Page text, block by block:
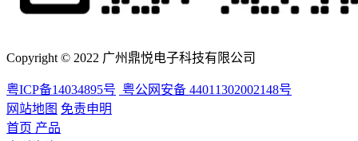
Copyright © 2022 广州鼎悦电子科技有限公司
粤ICP备14034895号 粤公网安备 44011302002148号
网站地图 免责申明
首页 产品